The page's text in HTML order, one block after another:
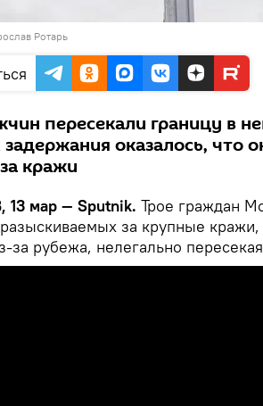
Ротарь
пересекали границу в
задержания оказалось, что
кражи
мар — Sputnik. Трое граждан
за крупные кражи,
за рубежа, нелегально